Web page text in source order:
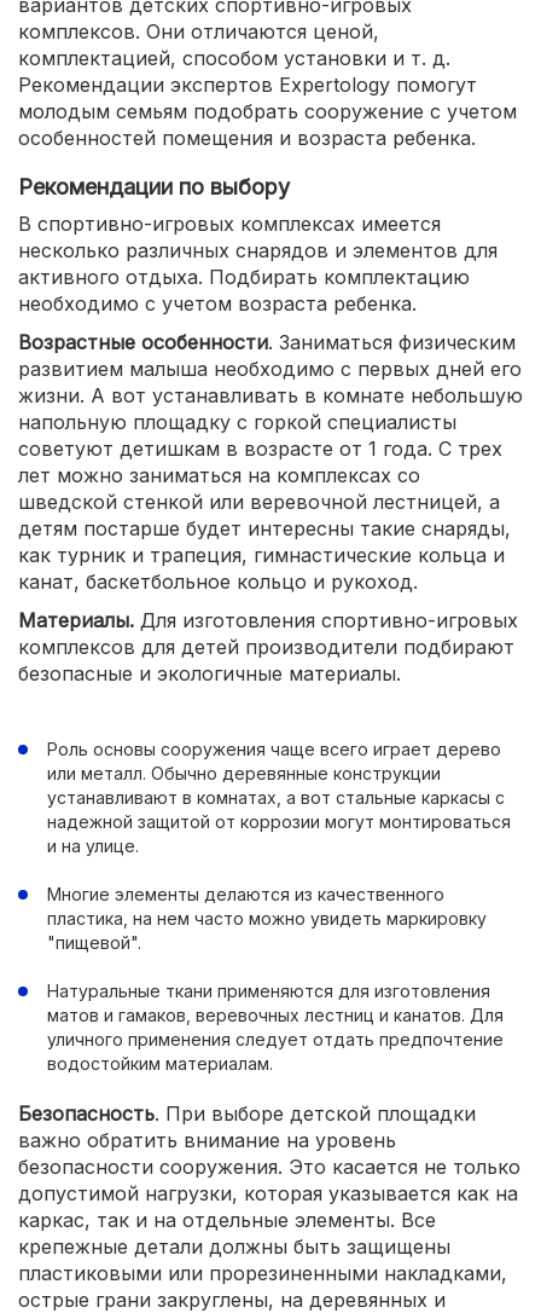
вариантов детских спортивно-игровых
комплексов. Они отличаются ценой,
комплектацией, способом установки и т. д.
Рекомендации экспертов Expertology помогут
молодым семьям подобрать сооружение с учетом
особенностей помещения и возраста ребенка.
Рекомендации по выбору
В спортивно-игровых комплексах имеется
несколько различных снарядов и элементов для
активного отдыха. Подбирать комплектацию
необходимо с учетом возраста ребенка.
Возрастные особенности. Заниматься физическим
развитием малыша необходимо с первых дней его
жизни. А вот устанавливать в комнате небольшую
напольную площадку с горкой специалисты
советуют детишкам в возрасте от 1 года. С трех
лет можно заниматься на комплексах со
шведской стенкой или веревочной лестницей, а
детям постарше будет интересны такие снаряды,
как турник и трапеция, гимнастические кольца и
канат, баскетбольное кольцо и рукоход.
Материалы. Для изготовления спортивно-игровых
комплексов для детей производители подбирают
безопасные и экологичные материалы.
Роль основы сооружения чаще всего играет дерево
или металл. Обычно деревянные конструкции
устанавливают в комнатах, а вот стальные каркасы с
надежной защитой от коррозии могут монтироваться
и на улице.
Многие элементы делаются из качественного
пластика, на нем часто можно увидеть маркировку
"пищевой".
Натуральные ткани применяются для изготовления
матов и гамаков, веревочных лестниц и канатов. Для
уличного применения следует отдать предпочтение
водостойким материалам.
Безопасность. При выборе детской площадки
важно обратить внимание на уровень
безопасности сооружения. Это касается не только
допустимой нагрузки, которая указывается как на
каркас, так и на отдельные элементы. Все
крепежные детали должны быть защищены
пластиковыми или прорезиненными накладками,
острые грани закруглены, на деревянных и